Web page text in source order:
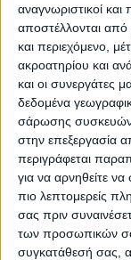
αναγνωριστικοί
αποστέλλονται από
και περιεχόμενο,
ακροατηρίου και
και οι συνεργάτες
δεδομένα
σάρωσης συσκευών.
στην επεξεργασία
περιγράφεται
για να αρνηθείτε
πιο λεπτομερείς
σας πριν
των προσωπικών
συγκατάθεσή σας,
«Έξυπνη»
καλλυντικών
Εφαρμογή για
τη ζωή στην
Η κινητή